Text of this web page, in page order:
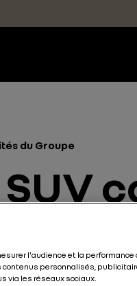
du Groupe
Energies et
l'audience et la performance
personnalisés,
via les réseaux sociaux.